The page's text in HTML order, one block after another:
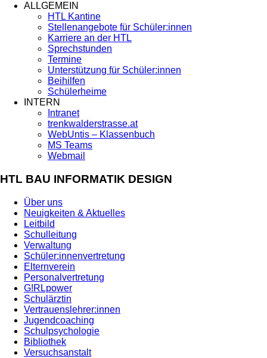
ALLGEMEIN
HTL Kantine
Stellenangebote für Schüler:innen
Karriere an der HTL
Sprechstunden
Termine
Unterstützung für Schüler:innen
Beihilfen
Schülerheime
INTERN
Intranet
trenkwalderstrasse.at
WebUntis – Klassenbuch
MS Teams
Webmail
HTL BAU INFORMATIK DESIGN
Über uns
Neuigkeiten & Aktuelles
Leitbild
Schulleitung
Verwaltung
Schüler:innenvertretung
Elternverein
Personalvertretung
G!RLpower
Schulärztin
Vertrauenslehrer:innen
Jugendcoaching
Schulpsychologie
Bibliothek
Versuchsanstalt